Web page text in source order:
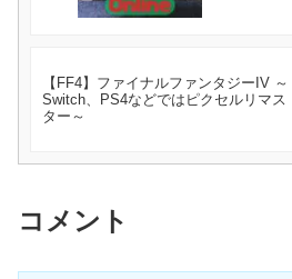
【FF4】ファイナルファンタジーIV ～
Switch、PS4などではピクセルリマス
ター～
コメント